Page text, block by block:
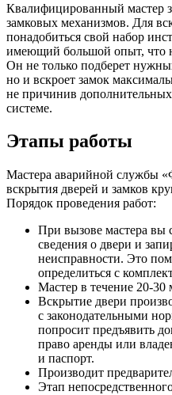
Квалифицированный мастер
замковых механизмов. Для
понадобиться свой набор
имеющий большой опыт, что
Он не только подберет
но и вскроет замок
не причинив
системе.
Этапы работы
Мастера аварийной службы
вскрытия дверей и замков
Порядок проведения работ:
При вызове мастера вы
сведения о двери и
неисправности. Это
определиться с
Мастер в течение 20-30
Вскрытие двери
с законодательными
попросит предъявить
право аренды или
и паспорт.
Производит
Этап